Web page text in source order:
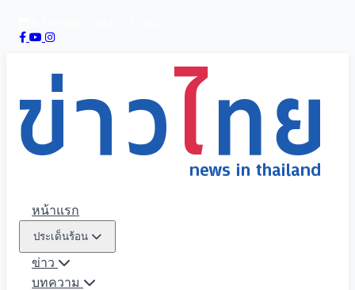
หน้าแรก
ประเด็นร้อน
ข่าว
บทความ